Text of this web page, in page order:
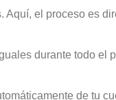
el proceso es
durante todo el
de tu